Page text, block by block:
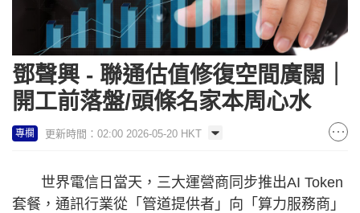
鄧聲興 - 聯通估值修復空間廣闊｜
開工前落盤/頭條名家本周心水
專欄 更新時間：02:00 2026-05-20 HKT
世界電信日當天，三大運營商同步推出AI Token
套餐，通訊行業從「管道提供者」向「算力服務商」